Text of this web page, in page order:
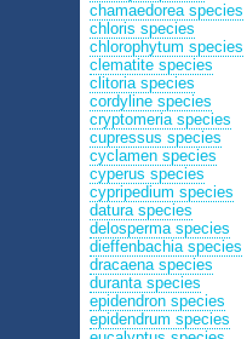
chamaedorea species
chloris species
chlorophytum species
clematite species
clitoria species
cordyline species
cryptomeria species
cupressus species
cyclamen species
cyperus species
cypripedium species
datura species
delosperma species
dieffenbachia species
dracaena species
duranta species
epidendron species
epidendrum species